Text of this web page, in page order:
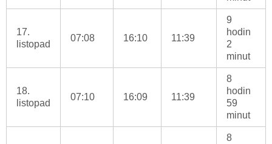
17.
listopad
07:08 16:10 11:39
9
hodin
2
minut
18.
listopad
07:10 16:09 11:39
8
hodin
59
minut
8